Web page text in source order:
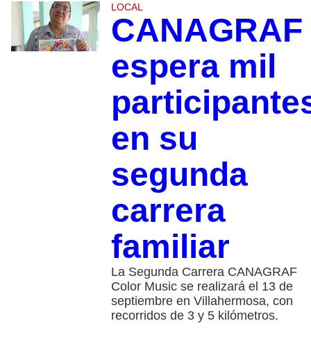
LOCAL
CANAGRAF
espera mil
en su
segunda
carrera
familiar
La Segunda Carrera CANAGRAF
Color Music se realizará el 13 de
septiembre en Villahermosa, con
recorridos de 3 y 5 kilómetros.